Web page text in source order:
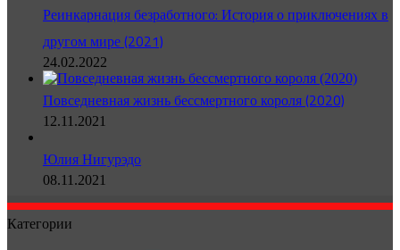
Реинкарнация безработного: История о приключениях в
другом мире (2021)
24.02.2022
Повседневная жизнь бессмертного короля (2020)
12.11.2021
Юлия Нигурэдо
08.11.2021
Категории